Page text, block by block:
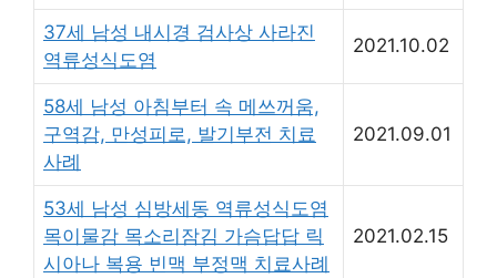
37세 남성 내시경 검사상 사라진
역류성식도염
2021.10.02
58세 남성 아침부터 속 메쓰꺼움,
구역감, 만성피로, 발기부전 치료
사례
2021.09.01
53세 남성 심방세동 역류성식도염
목이물감 목소리잠김 가슴답답 릭
시아나 복용 빈맥 부정맥 치료사례
2021.02.15